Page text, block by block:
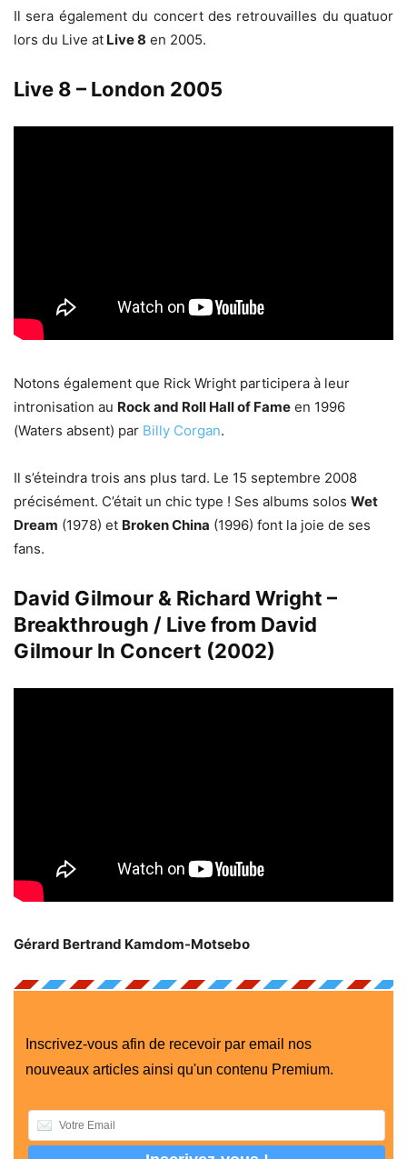
Il sera également du concert des retrouvailles du quatuor
lors du Live at Live 8 en 2005.
Live 8 – London 2005
Notons également que Rick Wright participera à leur
intronisation au Rock and Roll Hall of Fame en 1996
(Waters absent) par Billy Corgan.
Il s’éteindra trois ans plus tard. Le 15 septembre 2008
précisément. C’était un chic type ! Ses albums solos Wet
Dream (1978) et Broken China (1996) font la joie de ses
fans.
David Gilmour & Richard Wright –
Breakthrough / Live from David
Gilmour In Concert (2002)
Gérard Bertrand Kamdom-Motsebo
Inscrivez-vous afin de recevoir par email nos
nouveaux articles ainsi qu'un contenu Premium.